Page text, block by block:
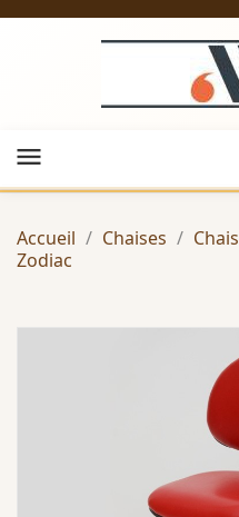
menu
Accueil Chaises
Zodiac